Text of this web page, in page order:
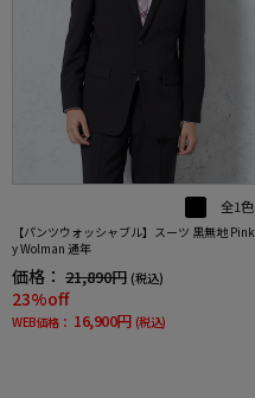
全1色
【パンツウォッシャブル】スーツ 黒無地 Pink
y Wolman 通年
価格： 21,890円 (税込)
23%off
WEB価格： 16,900円 (税込)